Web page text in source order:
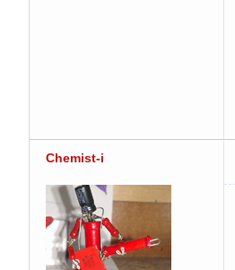
Chemist-i